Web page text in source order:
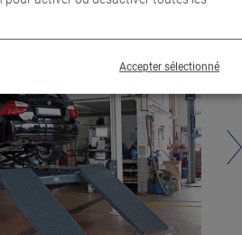
Accepter sélectionné